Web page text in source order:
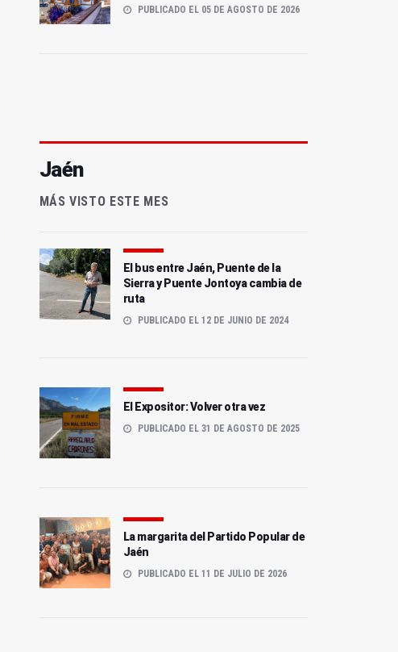
PUBLICADO EL 05 DE AGOSTO DE 2026
Jaén
MÁS VISTO ESTE MES
El bus entre Jaén, Puente de la
Sierra y Puente Jontoya cambia de
ruta
PUBLICADO EL 12 DE JUNIO DE 2024
El Expositor: Volver otra vez
PUBLICADO EL 31 DE AGOSTO DE 2025
La margarita del Partido Popular de
Jaén
PUBLICADO EL 11 DE JULIO DE 2026